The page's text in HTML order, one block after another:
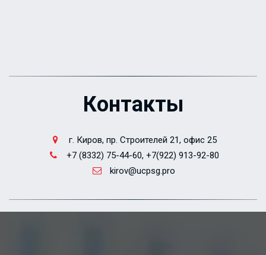
Контакты
г. Киров, пр. Строителей 21, офис 25
+7 (8332) 75-44-60, +7(922) 913-92-80
kirov@ucpsg.pro